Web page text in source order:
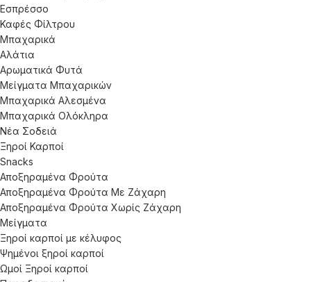
Εσπρέσσο
Καφές Φίλτρου
Μπαχαρικά
Αλάτια
Αρωματικά Φυτά
Μείγματα Μπαχαρικών
Μπαχαρικά Αλεσμένα
Μπαχαρικά Ολόκληρα
Νέα Σοδειά
Ξηροί Καρποί
Snacks
Αποξηραμένα Φρούτα
Αποξηραμένα Φρούτα Με Ζάχαρη
Αποξηραμένα Φρούτα Χωρίς Ζάχαρη
Μείγματα
Ξηροί καρποί με κέλυφος
Ψημένοι ξηροί καρποί
Ωμοί Ξηροί καρποί